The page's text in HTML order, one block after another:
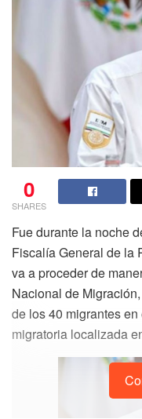
0
SHARES
Fue durante la noche
Fiscalía General de la
va a proceder de
Nacional de
de los 40 migrantes
migratoria localizada